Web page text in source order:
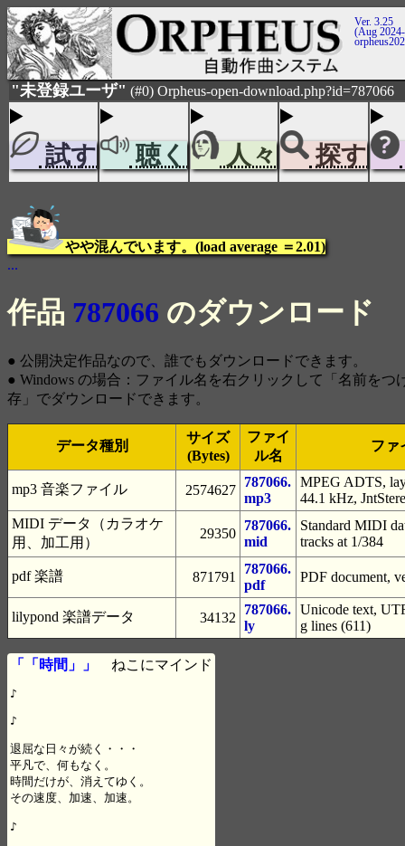
Ver. 3.25
(Aug
"未登録ユーザ" (#0) Orpheus-open-download.php?id=787066
試す 聴く 人々 探す
やや混んでいます。(load average ＝2.01)
...
作品 787066 のダウンロード
● 公開決定作品なので、誰でもダウンロードできます。
● Windows の場合：ファイル名を右クリックして「名前をつ
存」でダウンロードできます。
データ種別
サイズ
(Bytes)
ファイ
ル名
ファ
mp3 音楽ファイル 2574627
787066.
mp3
MPEG ADTS,
44.1 kHz,
MIDI データ（カラオケ
用、加工用）
29350
787066.
mid
Standard MIDI
tracks at 1/384
pdf 楽譜 871791
787066.
pdf
PDF document,
lilypond 楽譜データ 34132
787066.
ly
Unicode text,
g lines (611)
「「時間」」 ねこにマインド
♪
♪
退屈な日々が続く・・・
平凡で、何もなく。
時間だけが、消えてゆく。
その速度、加速、加速。
♪